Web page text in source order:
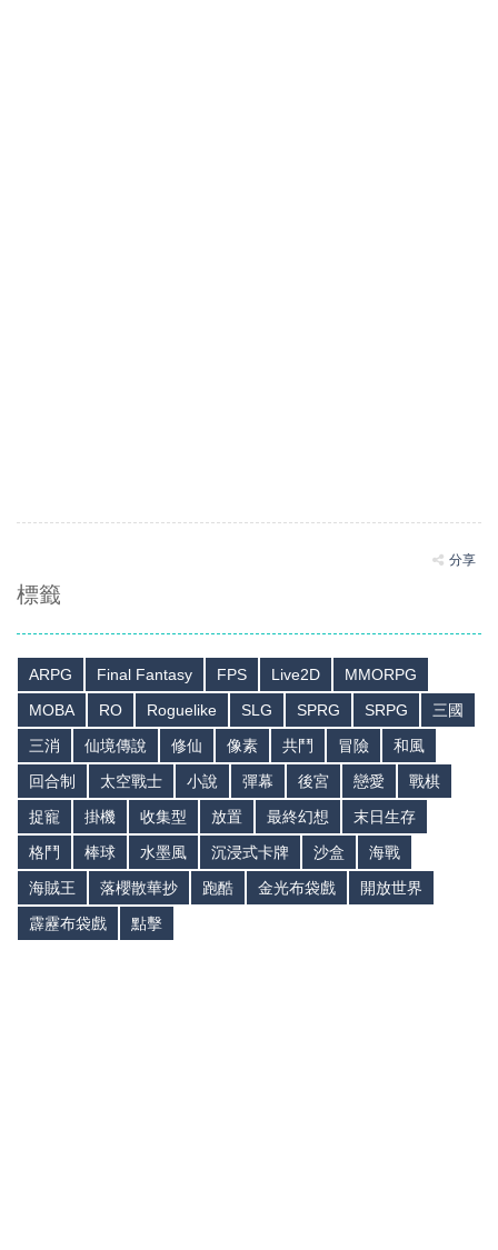
分享
標籤
ARPG Final Fantasy FPS Live2D
MMORPG
MOBA
RO Roguelike SLG SPRG SRPG
三國
三消
仙境傳說 修仙 像素 共鬥 冒險
和風
回合制
太空戰士 小說 彈幕 後宮 戀愛
戰棋
捉寵
掛機 收集型 放置 最終幻想
末日生存
格鬥
棒球 水墨風 沉浸式卡牌 沙盒
海戰
海賊王
落櫻散華抄 跑酷 金光布袋戲
開放世界
霹靂布袋戲
點擊